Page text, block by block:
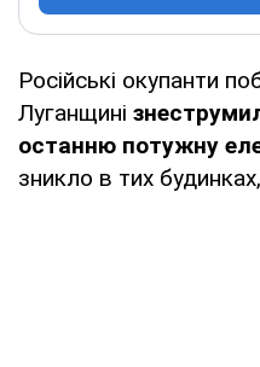
Російські окупанти
Луганщині
останню потужну
зникло в тих